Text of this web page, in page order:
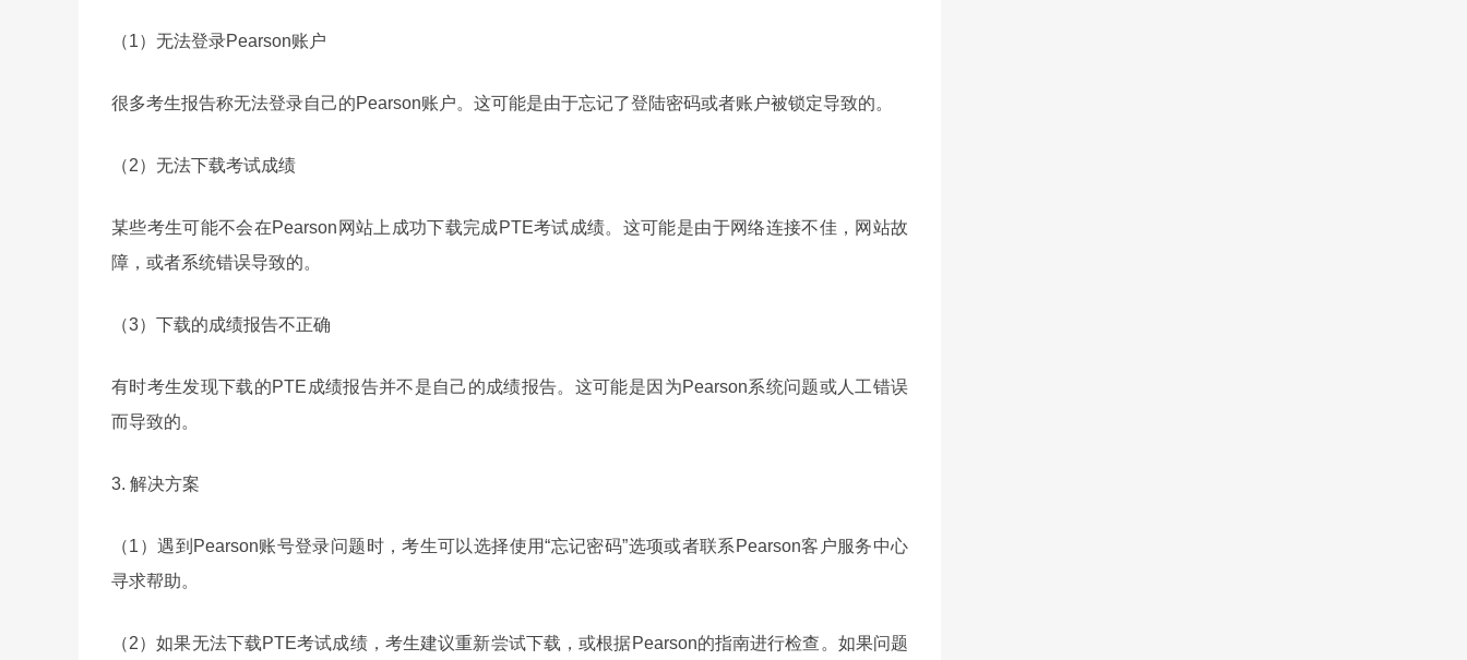
（1）无法登录Pearson账户
很多考生报告称无法登录自己的Pearson账户。这可能是由于忘记了登陆密码或者账户被锁定导致的。
（2）无法下载考试成绩
某些考生可能不会在Pearson网站上成功下载完成PTE考试成绩。这可能是由于网络连接不佳，网站故
障，或者系统错误导致的。
（3）下载的成绩报告不正确
有时考生发现下载的PTE成绩报告并不是自己的成绩报告。这可能是因为Pearson系统问题或人工错误
而导致的。
3. 解决方案
（1）遇到Pearson账号登录问题时，考生可以选择使用“忘记密码”选项或者联系Pearson客户服务中心
寻求帮助。
（2）如果无法下载PTE考试成绩，考生建议重新尝试下载，或根据Pearson的指南进行检查。如果问题